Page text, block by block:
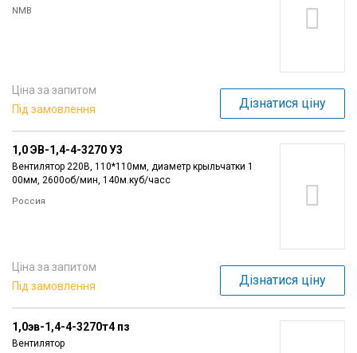
NMB
Ціна за запитом
Під замовлення
Дізнатися ціну
1,0 ЭВ-1,4-4-3270 У3
Вентилятор 220В, 110*110мм, диаметр крыльчатки 1
00мм, 2600об/мин, 140м.куб/часc
Россия
Ціна за запитом
Під замовлення
Дізнатися ціну
1,0эв-1,4-4-3270т4 пз
Вентилятор